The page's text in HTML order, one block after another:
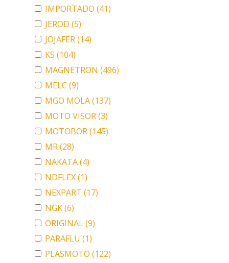
IMPORTADO (41)
JEROD (5)
JOJAFER(14)
KS (104)
MAGNETRON (496)
MELC (9)
MGO MOLA(137)
MOTO VISOR(3)
MOTOBOR(145)
MR(28)
NAKATA(4)
NDFLEX(1)
NEXPART (17)
NGK(6)
ORIGINAL(9)
PARAFLU (1)
PLASMOTO (122)